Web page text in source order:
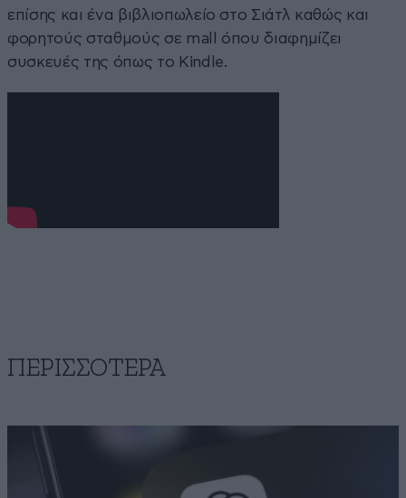
επίσης και ένα βιβλιοπωλείο στο Σιάτλ καθώς και
φορητούς σταθμούς σε mall όπου διαφημίζει
συσκευές της όπως το Kindle.
ΠΕΡΙΣΣΟΤΕΡΑ